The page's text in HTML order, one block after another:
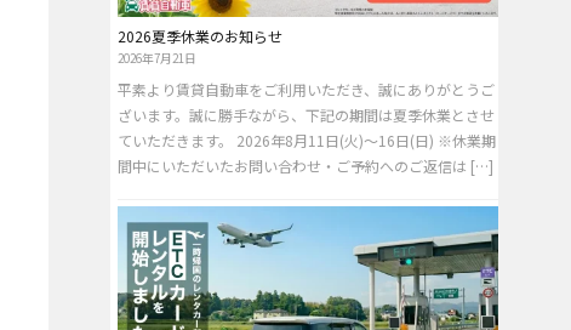
2026夏季休業のお知らせ
2026年7月21日
平素より賃貸自動車をご利用いただき、誠にありがとうご
ざいます。誠に勝手ながら、下記の期間は夏季休業とさせ
ていただきます。 2026年8月11日(火)～16日(日) ※休業期
間中にいただいたお問い合わせ・ご予約へのご返信は […]